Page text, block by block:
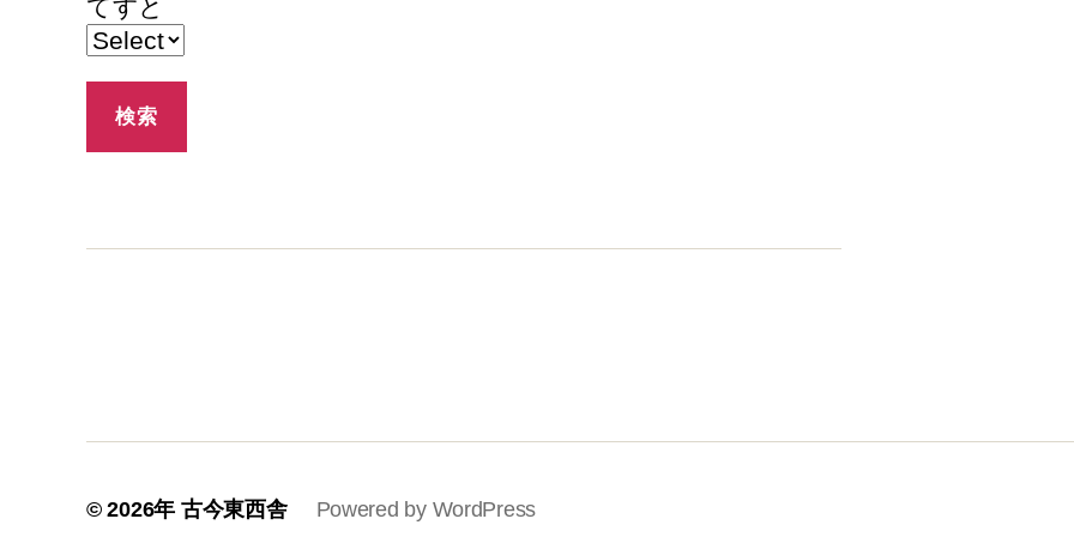
てすと
© 2026年 古今東西舎 Powered by WordPress